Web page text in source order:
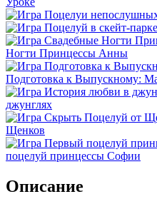
Ногти Принцессы Анны
Подготовка к Выпускному:
джунглях
Щенков
поцелуй принцессы Софии
Описание